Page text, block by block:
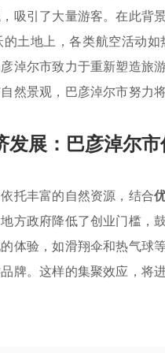
吸引了大量游客。在此背
土地上，各类航空活动
淖尔市致力于重新塑造旅
然景观，巴彦淖尔市努力
发展：巴彦淖尔
托丰富的自然资源，结合
方政府降低了创业门槛，
体验，如滑翔伞和热气球
牌。这样的集聚效应，将